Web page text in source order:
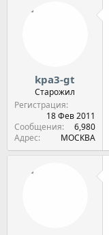
kpa3-gt
Старожил
Регистрация
18 Фев 2011
Сообщения
6,980
Адрес
МОСКВА